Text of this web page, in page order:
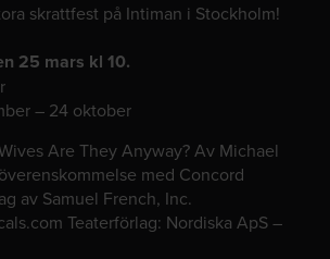
skrattfest på Intiman i Stockholm!
25 mars kl 10.
– 24 oktober
Are They Anyway? Av Michael
med Concord
av Samuel French, Inc.
Teaterförlag: Nordiska ApS –